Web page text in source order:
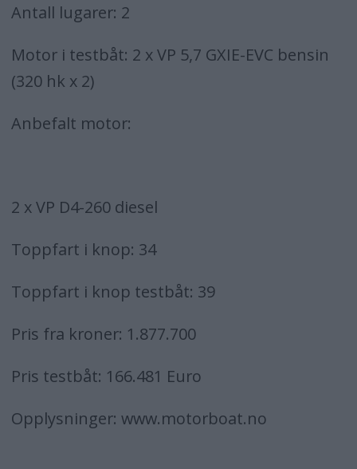
Antall lugarer: 2
Motor i testbåt: 2 x VP 5,7 GXIE-EVC bensin
(320 hk x 2)
Anbefalt motor:
2 x VP D4-260 diesel
Toppfart i knop: 34
Toppfart i knop testbåt: 39
Pris fra kroner: 1.877.700
Pris testbåt: 166.481 Euro
Opplysninger: www.motorboat.no